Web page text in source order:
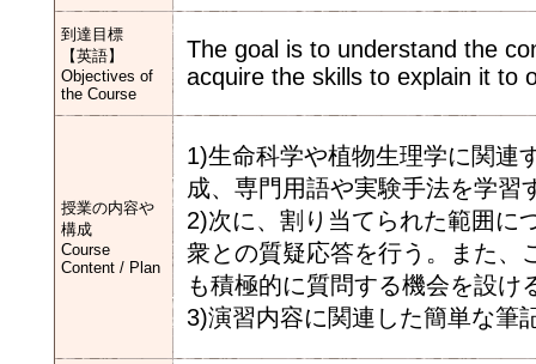
到達目標
【英語】
Objectives of
the Course
The goal is to understand the
acquire the skills to explain it to
授業の内容や
構成
Course
Content / Plan
1)生命科学や植物生理学に関連
成、専門用語や実験手法を学習
2)次に、割り当てられた範囲に
衆との質疑応答を行う。また、
も積極的に質問する機会を設け
3)演習内容に関連した簡単な筆